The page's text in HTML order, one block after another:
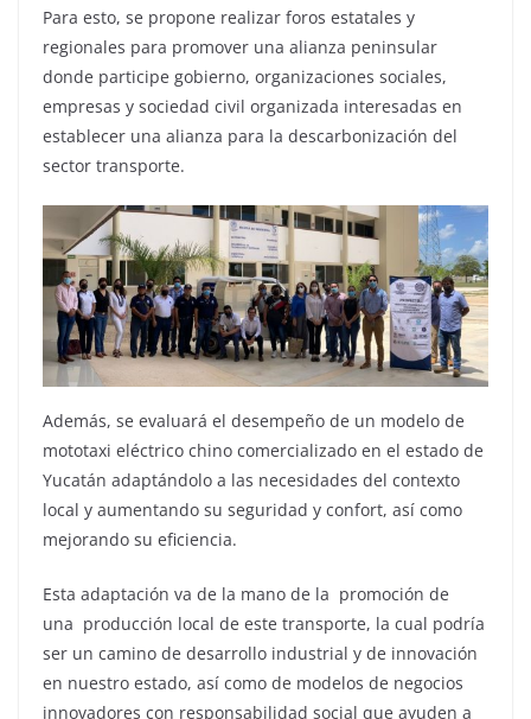
Para esto, se propone realizar foros estatales y
regionales para promover una alianza peninsular
donde participe gobierno, organizaciones sociales,
empresas y sociedad civil organizada interesadas en
establecer una alianza para la descarbonización del
sector transporte.
Además, se evaluará el desempeño de un modelo de
mototaxi eléctrico chino comercializado en el estado de
Yucatán adaptándolo a las necesidades del contexto
local y aumentando su seguridad y confort, así como
mejorando su eficiencia.
Esta adaptación va de la mano de la promoción de
una producción local de este transporte, la cual podría
ser un camino de desarrollo industrial y de innovación
en nuestro estado, así como de modelos de negocios
innovadores con responsabilidad social que ayuden a